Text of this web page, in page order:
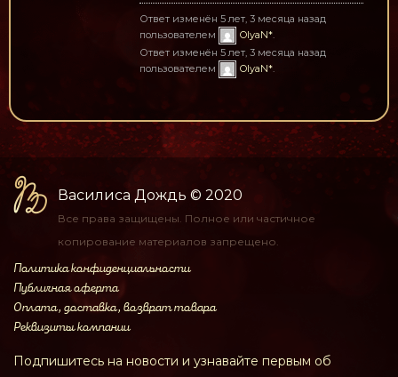
Ответ изменён 5 лет, 3 месяца назад
пользователем
OlyaN*.
Ответ изменён 5 лет, 3 месяца назад
пользователем
OlyaN*.
Василиса Дождь © 2020
Все права защищены. Полное или частичное
копирование материалов запрещено.
Политика конфиденциальности
Публичная оферта
Оплата, доставка, возврат товара
Реквизиты компании
Подпишитесь на новости и узнавайте первым об